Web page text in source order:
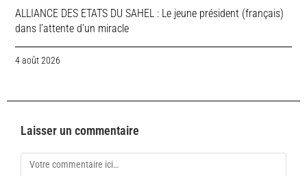
ALLIANCE DES ETATS DU SAHEL : Le jeune président (français)
dans l’attente d’un miracle
4 août 2026
Laisser un commentaire